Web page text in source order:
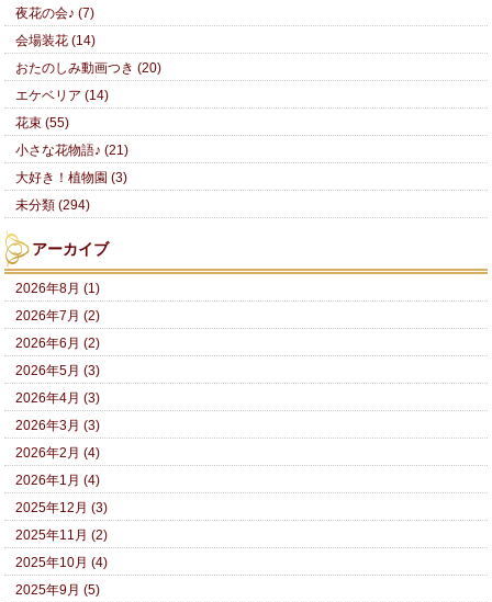
夜花の会♪ (7)
会場装花 (14)
おたのしみ動画つき (20)
エケベリア (14)
花束 (55)
小さな花物語♪ (21)
大好き！植物園 (3)
未分類 (294)
アーカイブ
2026年8月 (1)
2026年7月 (2)
2026年6月 (2)
2026年5月 (3)
2026年4月 (3)
2026年3月 (3)
2026年2月 (4)
2026年1月 (4)
2025年12月 (3)
2025年11月 (2)
2025年10月 (4)
2025年9月 (5)